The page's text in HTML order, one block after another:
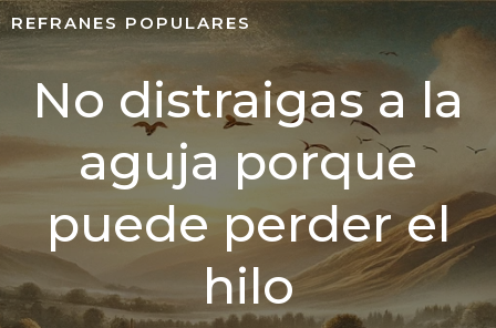
REFRANES POPULARES
No distraigas a la
aguja porque
puede perder el
hilo